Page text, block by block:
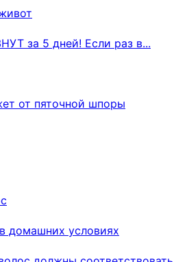
за 5 дней! Если раз в...
от пяточной шпоры
домашних условиях